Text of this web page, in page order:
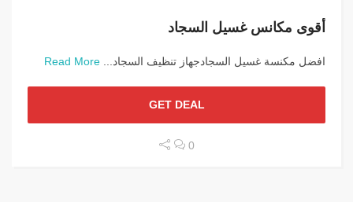
أقوى مكانس غسيل السجاد
افضل مكنسة غسيل السجادجهاز تنظيف السجاد... Read More
GET DEAL
0